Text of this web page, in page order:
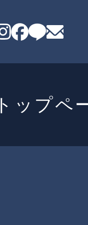
トップペ